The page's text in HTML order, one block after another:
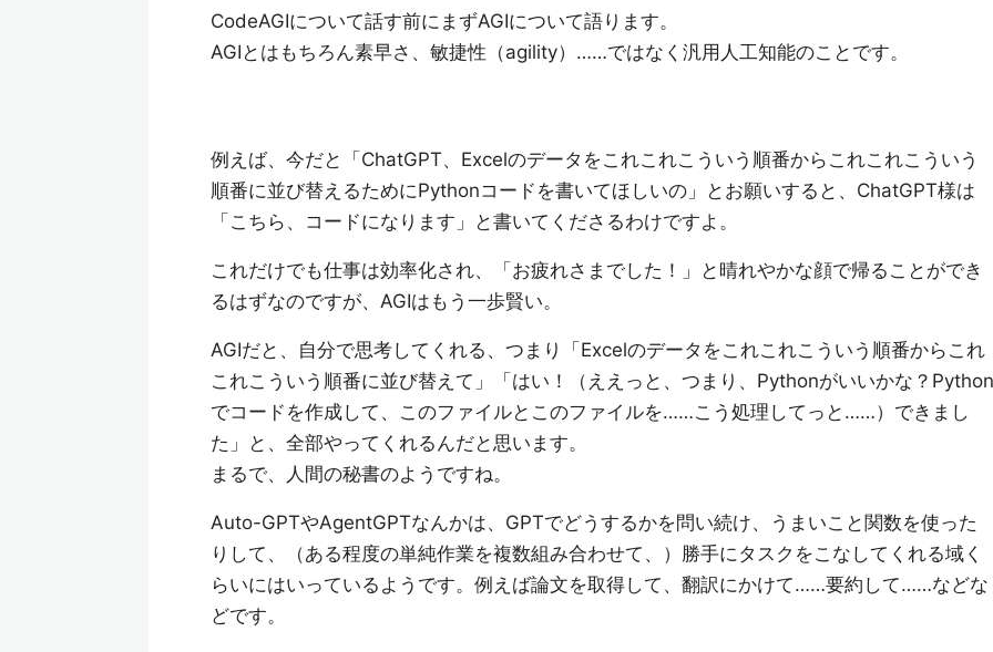
CodeAGIについて話す前にまずAGIについて語ります。
AGIとはもちろん素早さ、敏捷性（agility）……ではなく汎用人工知能のことです。
例えば、今だと「ChatGPT、Excelのデータをこれこれこういう順番からこれこれこういう
順番に並び替えるためにPythonコードを書いてほしいの」とお願いすると、ChatGPT様は
「こちら、コードになります」と書いてくださるわけですよ。
これだけでも仕事は効率化され、「お疲れさまでした！」と晴れやかな顔で帰ることができ
るはずなのですが、AGIはもう一歩賢い。
AGIだと、自分で思考してくれる、つまり「Excelのデータをこれこれこういう順番からこれ
これこういう順番に並び替えて」「はい！（ええっと、つまり、Pythonがいいかな？Python
でコードを作成して、このファイルとこのファイルを……こう処理してっと……）できまし
た」と、全部やってくれるんだと思います。
まるで、人間の秘書のようですね。
Auto-GPTやAgentGPTなんかは、GPTでどうするかを問い続け、うまいこと関数を使った
りして、（ある程度の単純作業を複数組み合わせて、）勝手にタスクをこなしてくれる域く
らいにはいっているようです。例えば論文を取得して、翻訳にかけて……要約して……などな
どです。